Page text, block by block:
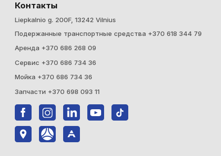
Контакты
Liepkalnio g. 200F, 13242 Vilnius
Подержанные транспортные средства +370 618 344 79
Аренда +370 686 268 09
Cервис +370 686 734 36
Мойка +370 686 734 36
Запчасти +370 698 093 11